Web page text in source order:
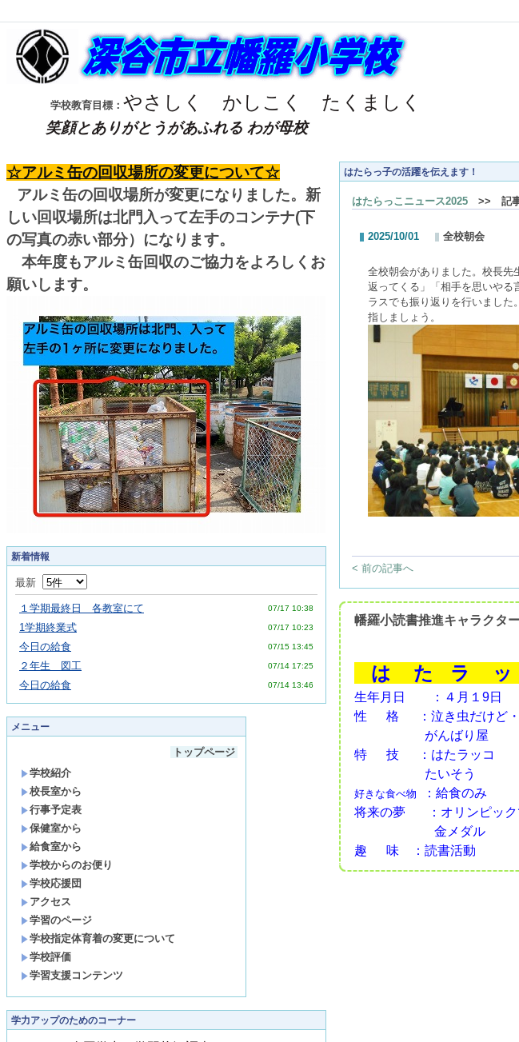
学校教育目標： やさしく かしこく たくましく
笑顔とありがとうがあふれる わが母校
☆アルミ缶の回収場所の変更について☆
アルミ缶の回収場所が変更になりました。新
しい回収場所は北門入って左手のコンテナ(下
の写真の赤い部分）になります。
本年度もアルミ缶回収のご協力をよろしくお
願いします。
新着情報
最新
１学期最終日 各教室にて 07/17 10:38
1学期終業式 07/17 10:23
今日の給食 07/15 13:45
２年生 図工 07/14 17:25
今日の給食 07/14 13:46
メニュー
トップページ
学校紹介
校長室から
行事予定表
保健室から
給食室から
学校からのお便り
学校応援団
アクセス
学習のページ
学校指定体育着の変更について
学校評価
学習支援コンテンツ
学力アップのためのコーナー
はたらっ子の活躍を伝えます！
はたらっこニュース2025 >> 記
2025/10/01 全校朝会
全校朝会がありました。校長先
返ってくる」「相手を思いやる
ラスでも振り返りを行いました
指しましょう。
< 前の記事へ
幡羅小読書推進キャラクタ
は た ラ
生年月日 ：４月１9日
性 格 ：泣き虫だけど・
がんばり屋
特 技 ：はたラッコ
たいそう
好きな食べ物
：給食のみ
将来の夢
：オリンピッ
金メダル
趣 味 ：読書活動